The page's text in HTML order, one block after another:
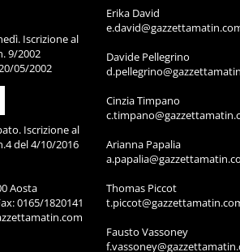
Iscrizione al
9/2002
05/2002
Iscrizione al
del 4/10/2016
Aosta
0165/1820141
Erika David
Davide Pellegrino
Cinzia Timpano
Arianna Papalia
Thomas Piccot
Fausto Vassoney